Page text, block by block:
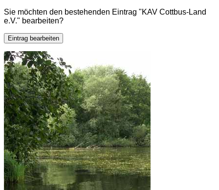
Sie möchten den bestehenden Eintrag "KAV Cottbus-Land
e.V." bearbeiten?
Eintrag bearbeiten